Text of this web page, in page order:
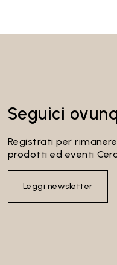
Seguici
Registrati per
prodotti ed eventi
Leggi newsletter